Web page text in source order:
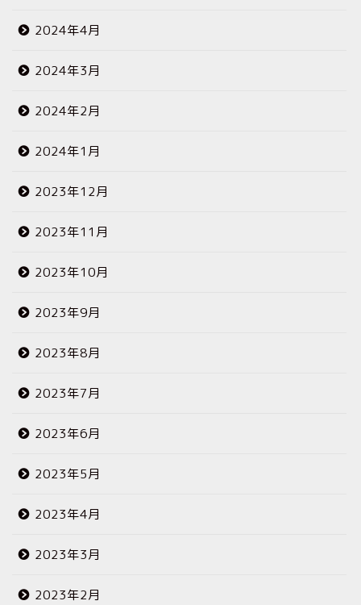
2024年4月
2024年3月
2024年2月
2024年1月
2023年12月
2023年11月
2023年10月
2023年9月
2023年8月
2023年7月
2023年6月
2023年5月
2023年4月
2023年3月
2023年2月